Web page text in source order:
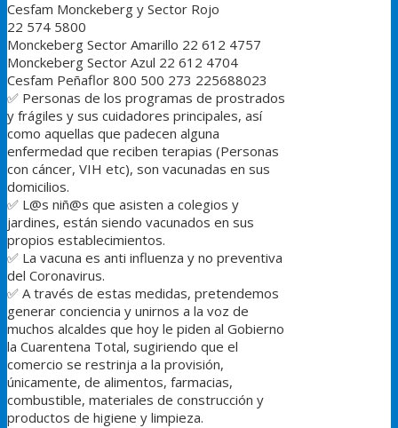
Cesfam Monckeberg y Sector Rojo
‪22 574 5800‬
Monckeberg Sector Amarillo 22 612 4757‬
Monckeberg Sector Azul 22 612 4704‬
Cesfam Peñaflor ‪800 500 273 ‬225688023
✅ Personas de los programas de prostrados
y frágiles y sus cuidadores principales, así
como aquellas que padecen alguna
enfermedad que reciben terapias (Personas
con cáncer, VIH etc), son vacunadas en sus
domicilios.
✅ L@s niñ@s que asisten a colegios y
jardines, están siendo vacunados en sus
propios establecimientos.
✅ La vacuna es anti influenza y no preventiva
del Coronavirus.
✅ A través de estas medidas, pretendemos
generar conciencia y unirnos a la voz de
muchos alcaldes que hoy le piden al Gobierno
la Cuarentena Total, sugiriendo que el
comercio se restrinja a la provisión,
únicamente, de alimentos, farmacias,
combustible, materiales de construcción y
productos de higiene y limpieza.